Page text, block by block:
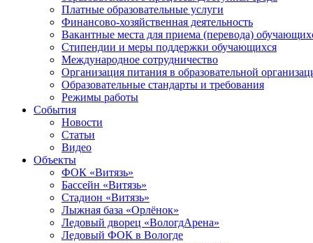
Платные образовательные услуги
Финансово-хозяйственная деятельность
Вакантные места для приема (перевода)
Стипендии и меры поддержки обучающихся
Международное сотрудничество
Организация питания в образовательной
Образовательные стандарты и требования
Режимы работы
События
Новости
Статьи
Видео
Объекты
ФОК «Витязь»
Бассейн «Витязь»
Стадион «Витязь»
Лыжная база «Орлёнок»
Ледовый дворец «ВологдАрена»
Ледовый ФОК в Вологде